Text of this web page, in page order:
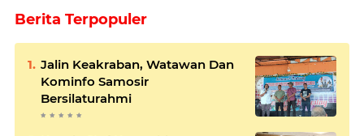
Berita Terpopuler
Jalin Keakraban, Watawan Dan
Kominfo Samosir
Bersilaturahmi